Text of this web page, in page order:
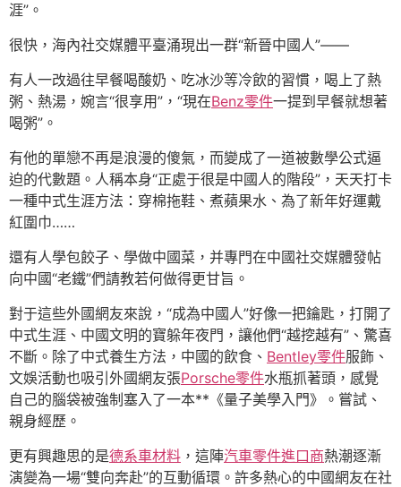
涯”。
很快，海內社交媒體平臺涌現出一群“新晉中國人”——
有人一改過往早餐喝酸奶、吃冰沙等冷飲的習慣，喝上了熱
粥、熱湯，婉言“很享用”，“現在Benz零件一提到早餐就想著
喝粥”。
有他的單戀不再是浪漫的傻氣，而變成了一道被數學公式逼
迫的代數題。人稱本身“正處于很是中國人的階段”，天天打卡
一種中式生涯方法：穿棉拖鞋、煮蘋果水、為了新年好運戴
紅圍巾……
還有人學包餃子、學做中國菜，并專門在中國社交媒體發帖
向中國“老鐵”們請教若何做得更甘旨。
對于這些外國網友來說，“成為中國人”好像一把鑰匙，打開了
中式生涯、中國文明的寶躲年夜門，讓他們“越挖越有”、驚喜
不斷。除了中式養生方法，中國的飲食、 Bentley零件服飾、
文娛活動也吸引外國網友張Porsche零件水瓶抓著頭，感覺
自己的腦袋被強制塞入了一本**《量子美學入門》。嘗試、
親身經歷。
更有興趣思的是德系車材料 ，這陣汽車零件進口商熱潮逐漸
演變為一場“雙向奔赴”的互動循環。許多熱心的中國網友在社